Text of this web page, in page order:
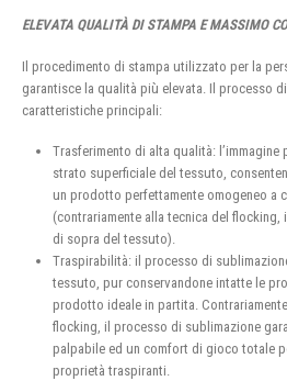
ELEVATA QUALITÀ DI STAMPA E MASSIMO
Il procedimento di stampa utilizzato per la
garantisce la qualità più elevata. Il processo di
caratteristiche principali:
Trasferimento di alta qualità: l’immagine
strato superficiale del tessuto,
un prodotto perfettamente omogeneo a
(contrariamente alla tecnica del flocking,
di sopra del tessuto).
Traspirabilità: il processo di
tessuto, pur conservandone intatte le
prodotto ideale in partita.
flocking, il processo di sublimazione
palpabile ed un comfort di gioco totale
proprietà traspiranti.